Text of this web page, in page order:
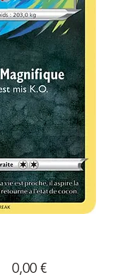
0,00 €Prix